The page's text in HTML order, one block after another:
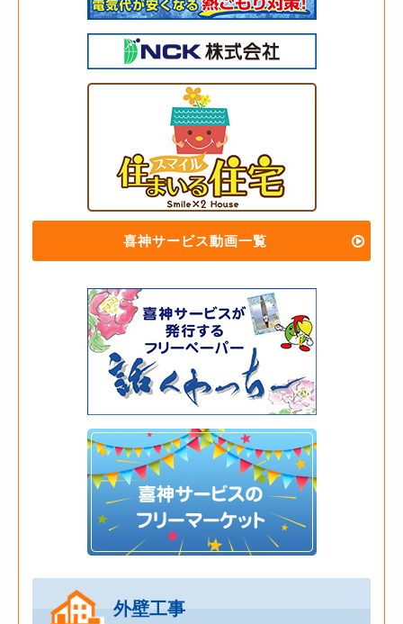
喜神サービス動画一覧
外壁工事